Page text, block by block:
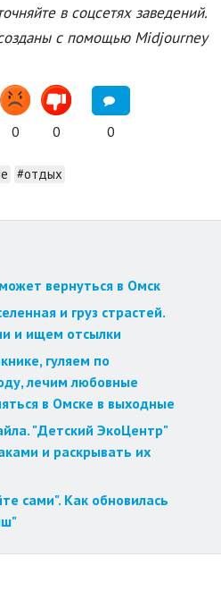
в соцсетях заведений.
с помощью Midjourney
0 0 0
#отдых
вернуться в Омск
и груз страстей.
и ищем отсылки
гуляем по
лечим любовные
в Омске в выходные
"Детский ЭкоЦентр"
и раскрывать их
сами". Как обновилась